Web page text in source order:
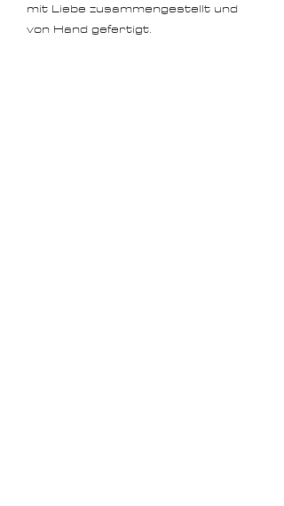
mit Liebe zusammengestellt und
von Hand gefertigt.